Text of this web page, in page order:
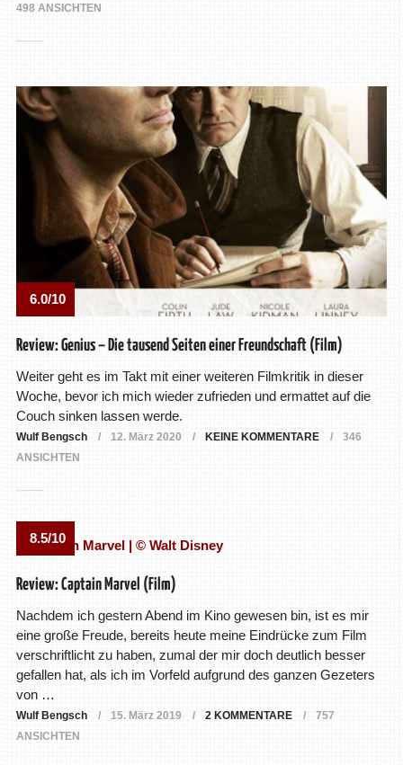
498 ANSICHTEN
6.0/10
Review: Genius – Die tausend Seiten einer Freundschaft (Film)
Weiter geht es im Takt mit einer weiteren Filmkritik in dieser
Woche, bevor ich mich wieder zufrieden und ermattet auf die
Couch sinken lassen werde.
Wulf Bengsch 12. März 2020 KEINE KOMMENTARE
346
ANSICHTEN
8.5/10
Review: Captain Marvel (Film)
Nachdem ich gestern Abend im Kino gewesen bin, ist es mir
eine große Freude, bereits heute meine Eindrücke zum Film
verschriftlicht zu haben, zumal der mir doch deutlich besser
gefallen hat, als ich im Vorfeld aufgrund des ganzen Gezeters
von …
Wulf Bengsch 15. März 2019 2 KOMMENTARE
757
ANSICHTEN